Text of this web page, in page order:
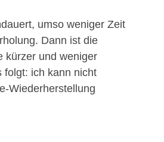
umso weniger Zeit
Dann ist die
kürzer und weniger
folgt: ich kann nicht
Wiederherstellung